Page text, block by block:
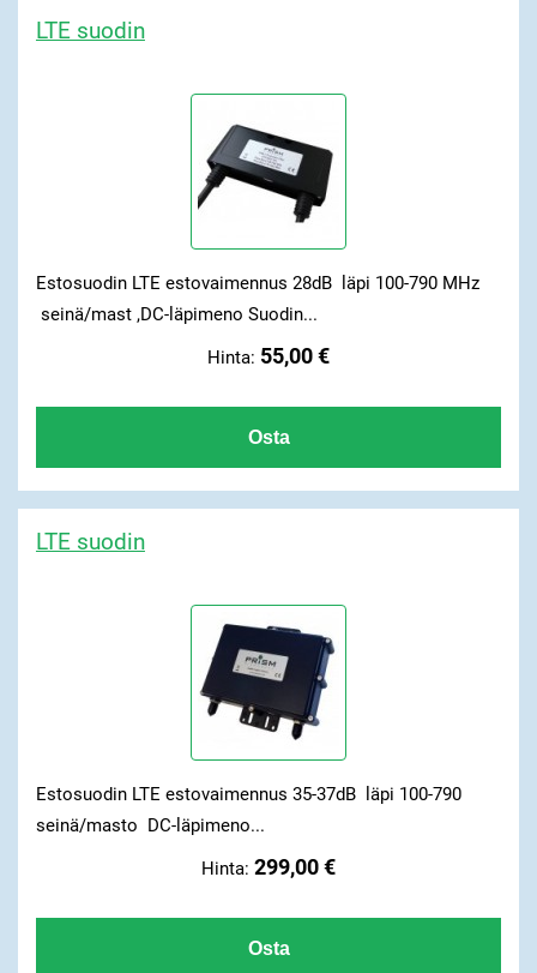
LTE suodin
Estosuodin LTE estovaimennus 28dB läpi 100-790 MHz
seinä/mast ,DC-läpimeno Suodin...
Hinta: 55,00 €
LTE suodin
Estosuodin LTE estovaimennus 35-37dB läpi 100-790
seinä/masto DC-läpimeno...
Hinta: 299,00 €